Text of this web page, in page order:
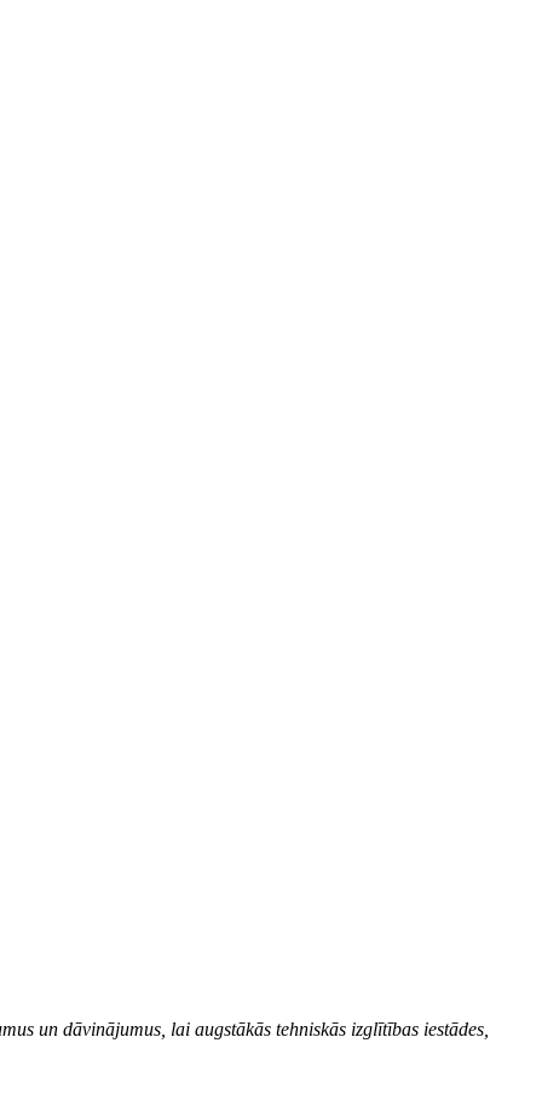
un dāvinājumus, lai augstākās tehniskās izglītības iestādes,